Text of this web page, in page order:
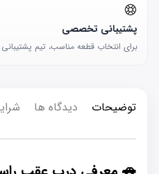
پشتیبانی تخصصی
برای انتخاب قطعه مناسب، تیم
توضیحات دیدگاه ها